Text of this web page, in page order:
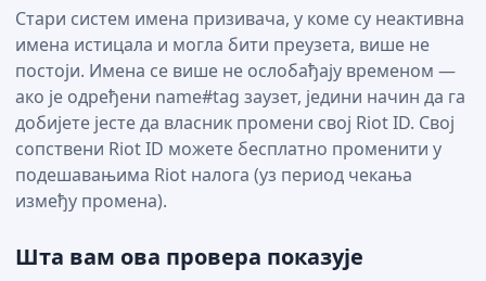
Стари систем имена призивача, у коме су неактивна
имена истицала и могла бити преузета, више не
постоји. Имена се више не ослобађају временом —
ако је одређени name#tag заузет, једини начин да га
добијете јесте да власник промени свој Riot ID. Свој
сопствени Riot ID можете бесплатно променити у
подешавањима Riot налога (уз период чекања
између промена).
Шта вам ова провера показује